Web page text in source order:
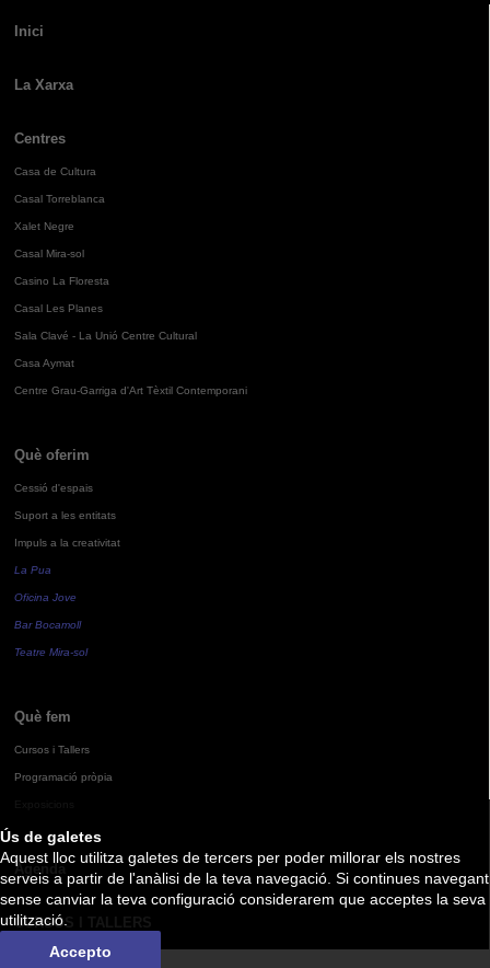
Ús de galetes
Aquest lloc utilitza galetes de tercers per poder millorar els nostres
serveis a partir de l'anàlisi de la teva navegació. Si continues navegant
sense canviar la teva configuració considerarem que acceptes la seva
utilització.
Accepto
Inici
La Xarxa
Centres
Casa de Cultura
Casal Torreblanca
Xalet Negre
Casal Mira-sol
Casino La Floresta
Casal Les Planes
Sala Clavé - La Unió Centre Cultural
Casa Aymat
Centre Grau-Garriga d'Art Tèxtil Contemporani
Què oferim
Cessió d'espais
Suport a les entitats
Impuls a la creativitat
La Pua
Oficina Jove
Bar Bocamoll
Teatre Mira-sol
Què fem
Cursos i Tallers
Programació pròpia
Agenda
CURSOS I TALLERS